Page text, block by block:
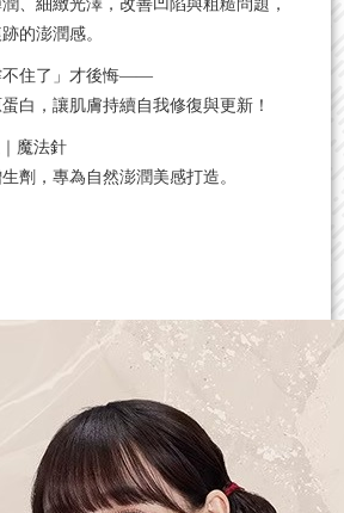
、細緻光澤，改善凹陷與粗糙問題，
的澎潤感。
不住了」才後悔——
白，讓肌膚持續自我修復與更新！
魔法針
劑，專為自然澎潤美感打造。